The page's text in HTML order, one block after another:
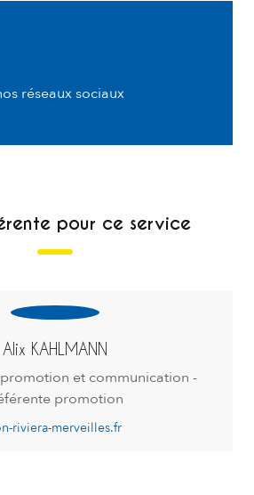
réseaux sociaux
pour ce service
Alix KAHLMANN
et communication -
promotion
riviera-merveilles.fr